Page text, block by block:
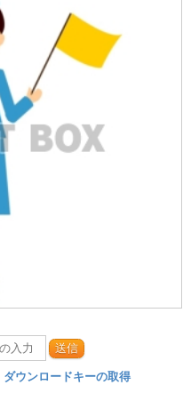
送信
ダウンロードキーの取得